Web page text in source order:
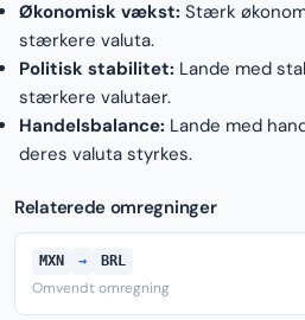
Økonomisk vækst: Stærk
stærkere valuta.
Politisk stabilitet: Lande med
stærkere valutaer.
Handelsbalance: Lande med
deres valuta styrkes.
Relaterede omregninger
MXN → BRL
Omvendt omregning